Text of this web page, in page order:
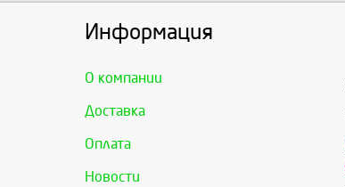
Информация
О компании
Доставка
Оплата
Новости